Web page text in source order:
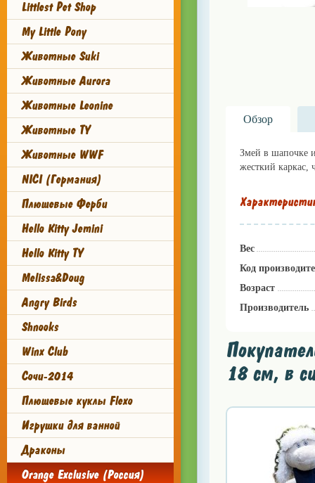
Littlest Pet Shop
My Little Pony
Животные Suki
Животные Aurora
Животные Leonine
Животные TY
Животные WWF
NICI (Германия)
Плюшевые Ферби
Hello Kitty Jemini
Hello Kitty TY
Melissa&Doug
Angry Birds
Shnooks
Winx Club
Сочи-2014
Плюшевые куклы Flexo
Игрушки для ванной
Драконы
Orange Exclusive (Россия)
Обзор
Змей в шапочке
жесткий каркас,
Вес
Код
Возраст
Производитель
18 см, в